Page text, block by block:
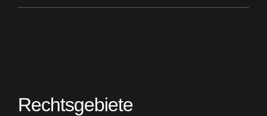
Rechtsgebiete